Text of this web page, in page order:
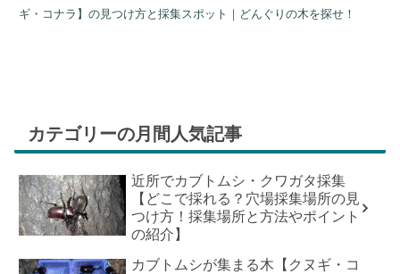
ギ・コナラ】の見つけ方と採集スポット｜どんぐりの木を探せ！
カテゴリーの月間人気記事
近所でカブトムシ・クワガタ採集
【どこで採れる？穴場採集場所の見
つけ方！採集場所と方法やポイント
の紹介】
カブトムシが集まる木【クヌギ・コ